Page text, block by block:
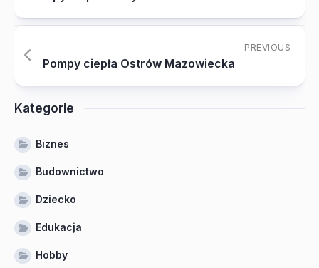
PREVIOUS
Pompy ciepła Ostrów Mazowiecka
Kategorie
Biznes
Budownictwo
Dziecko
Edukacja
Hobby